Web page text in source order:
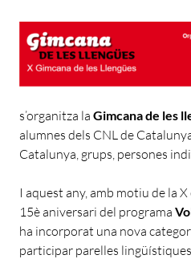
s’organitza la Gimcana de les
alumnes dels CNL de
Catalunya, grups, persones
I aquest any, amb motiu de la
15è aniversari del programa
ha incorporat una nova
participar parelles lingüístiques